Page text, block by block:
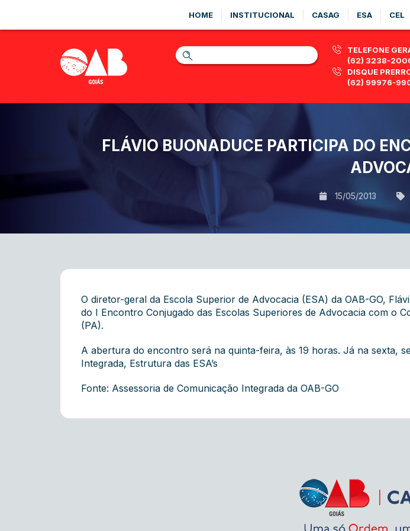
HOME INSTITUCIONAL CASAG ESA CEL
TELEFONE
(62) 3238-
DISQUE
(62) 99976-
FLÁVIO BUONADUCE PARTICIPA DO
15/05/2013
O diretor-geral da Escola Superior de Advocacia (ESA) da OAB-GO,
do I Encontro Conjugado das Escolas Superiores de Advocacia com o
(PA).
A abertura do encontro será na quinta-feira, às 19 horas. Já na sexta,
Integrada, Estrutura das ESA’s
Fonte: Assessoria de Comunicação Integrada da OAB-GO